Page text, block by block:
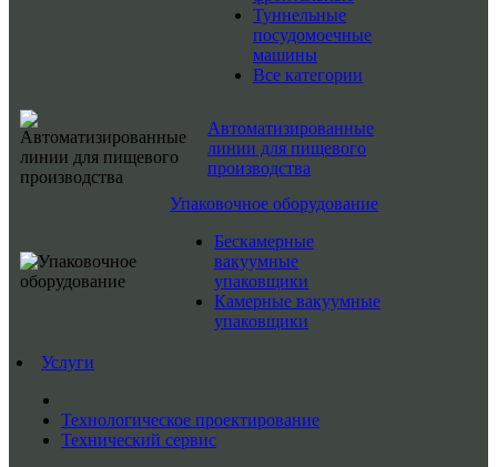
Туннельные
посудомоечные
машины
Все категории
Автоматизированные
линии для пищевого
производства
Упаковочное оборудование
Бескамерные
вакуумные
упаковщики
Камерные вакуумные
упаковщики
Услуги
Технологическое проектирование
Технический сервис